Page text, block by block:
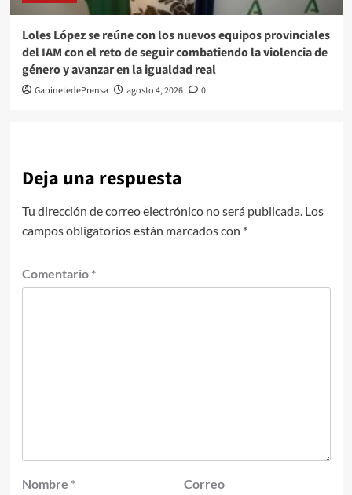
Loles López se reúne con los nuevos equipos provinciales
del IAM con el reto de seguir combatiendo la violencia de
género y avanzar en la igualdad real
GabinetedePrensa agosto 4, 2026 0
Deja una respuesta
Tu dirección de correo electrónico no será publicada. Los
campos obligatorios están marcados con *
Comentario *
Nombre *
Correo